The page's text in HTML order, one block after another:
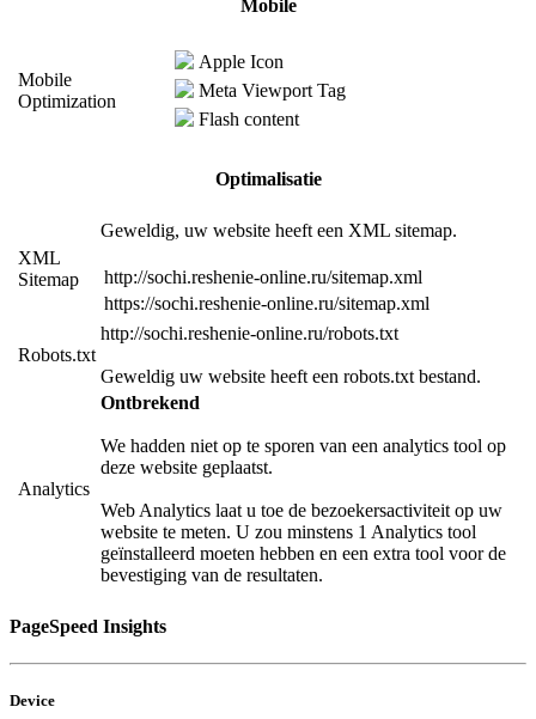
Mobile
Mobile
Optimization
Apple Icon
Meta Viewport Tag
Flash content
Optimalisatie
XML
Sitemap
Geweldig, uw website heeft een XML sitemap.
http://sochi.reshenie-online.ru/sitemap.xml
https://sochi.reshenie-online.ru/sitemap.xml
Robots.txt
http://sochi.reshenie-online.ru/robots.txt
Geweldig uw website heeft een robots.txt bestand.
Analytics
Ontbrekend
We hadden niet op te sporen van een analytics tool op
deze website geplaatst.
Web Analytics laat u toe de bezoekersactiviteit op uw
website te meten. U zou minstens 1 Analytics tool
geïnstalleerd moeten hebben en een extra tool voor de
bevestiging van de resultaten.
PageSpeed Insights
Device